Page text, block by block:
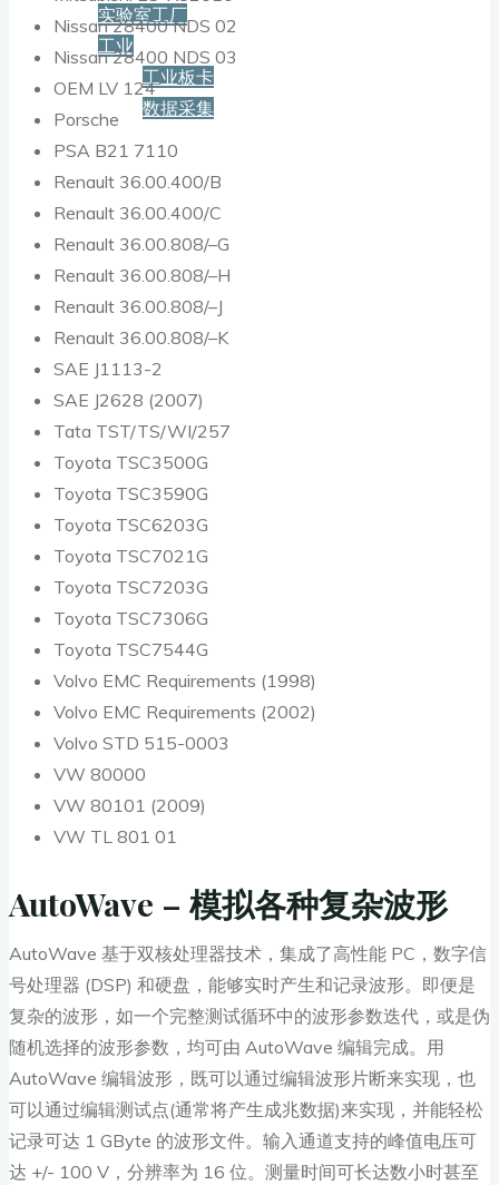
实验室工厂
工业
工业板卡
数据采集
资源下载
新闻
Nissan 28400 NDS 02
Nissan 28400 NDS 03
OEM LV 124
Porsche
PSA B21 7110
Renault 36.00.400/B
Renault 36.00.400/C
Renault 36.00.808/–G
Renault 36.00.808/–H
Renault 36.00.808/–J
Renault 36.00.808/–K
SAE J1113-2
SAE J2628 (2007)
Tata TST/TS/WI/257
Toyota TSC3500G
Toyota TSC3590G
Toyota TSC6203G
Toyota TSC7021G
Toyota TSC7203G
Toyota TSC7306G
Toyota TSC7544G
Volvo EMC Requirements (1998)
Volvo EMC Requirements (2002)
Volvo STD 515-0003
VW 80000
VW 80101 (2009)
VW TL 801 01
AutoWave – 模拟各种复杂波形
AutoWave 基于双核处理器技术，集成了高性能 PC，数字信
号处理器 (DSP) 和硬盘，能够实时产生和记录波形。即便是
复杂的波形，如一个完整测试循环中的波形参数迭代，或是伪
随机选择的波形参数，均可由 AutoWave 编辑完成。用
AutoWave 编辑波形，既可以通过编辑波形片断来实现，也
可以通过编辑测试点(通常将产生成兆数据)来实现，并能轻松
记录可达 1 GByte 的波形文件。输入通道支持的峰值电压可
达 +/- 100 V，分辨率为 16 位。测量时间可长达数小时甚至